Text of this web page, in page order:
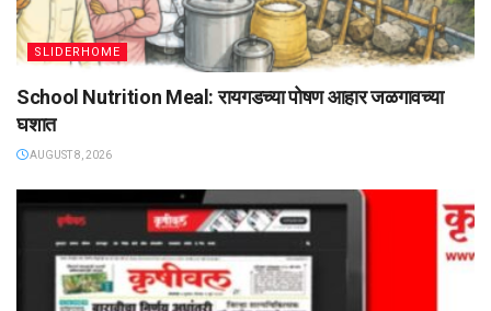
SLIDERHOME
School Nutrition Meal: रायगडच्या पोषण आहार जळगावच्या
घशात
AUGUST 8, 2026